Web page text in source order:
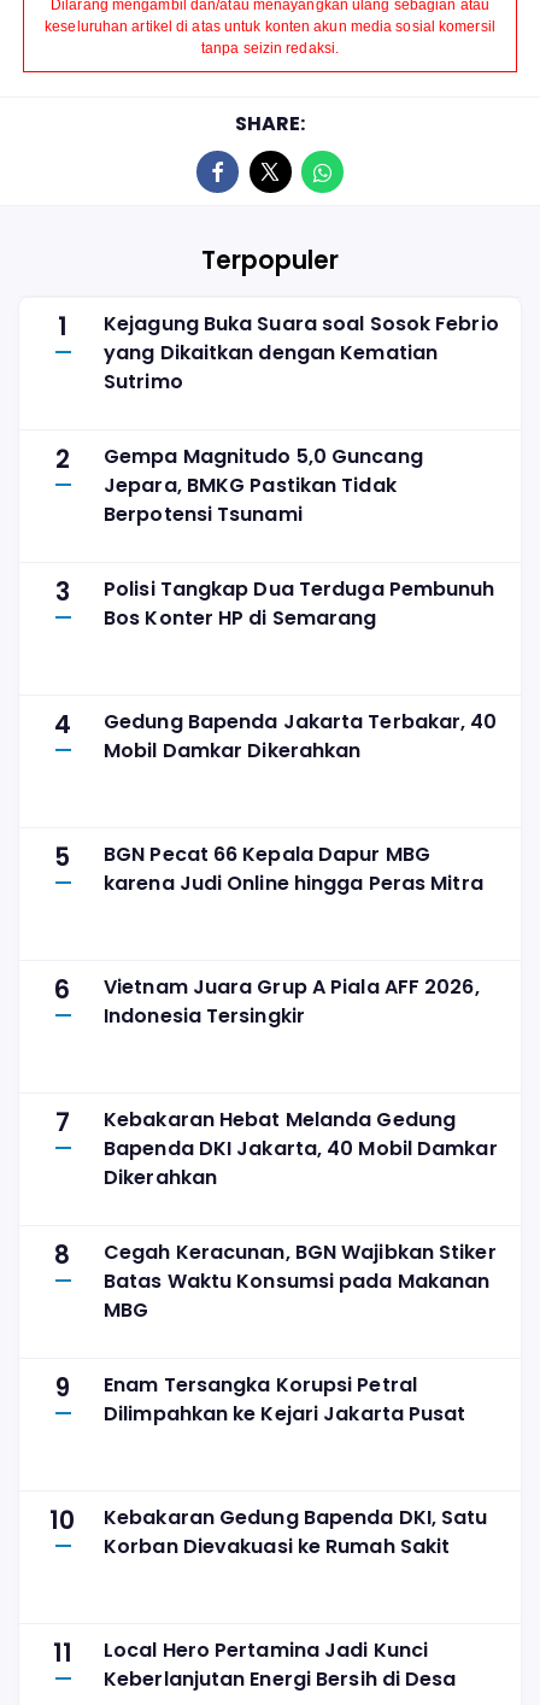
Dilarang mengambil dan/atau menayangkan ulang sebagian atau
keseluruhan artikel di atas untuk konten akun media sosial komersil
tanpa seizin redaksi.
SHARE:
Terpopuler
1
Kejagung Buka Suara soal Sosok Febrio
yang Dikaitkan dengan Kematian
Sutrimo
2
Gempa Magnitudo 5,0 Guncang
Jepara, BMKG Pastikan Tidak
Berpotensi Tsunami
3
Polisi Tangkap Dua Terduga Pembunuh
Bos Konter HP di Semarang
4
Gedung Bapenda Jakarta Terbakar, 40
Mobil Damkar Dikerahkan
5
BGN Pecat 66 Kepala Dapur MBG
karena Judi Online hingga Peras Mitra
6
Vietnam Juara Grup A Piala AFF 2026,
Indonesia Tersingkir
7
Kebakaran Hebat Melanda Gedung
Bapenda DKI Jakarta, 40 Mobil Damkar
Dikerahkan
8
Cegah Keracunan, BGN Wajibkan Stiker
Batas Waktu Konsumsi pada Makanan
MBG
9
Enam Tersangka Korupsi Petral
Dilimpahkan ke Kejari Jakarta Pusat
10
Kebakaran Gedung Bapenda DKI, Satu
Korban Dievakuasi ke Rumah Sakit
11
Local Hero Pertamina Jadi Kunci
Keberlanjutan Energi Bersih di Desa